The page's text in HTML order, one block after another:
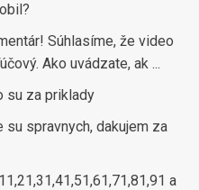
Súhlasíme, že video
Ako uvádzate, ak ...
su za priklady
spravnych, dakujem za
a